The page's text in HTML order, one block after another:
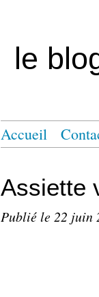
le
Accueil
Assiette
Publié le 22 juin